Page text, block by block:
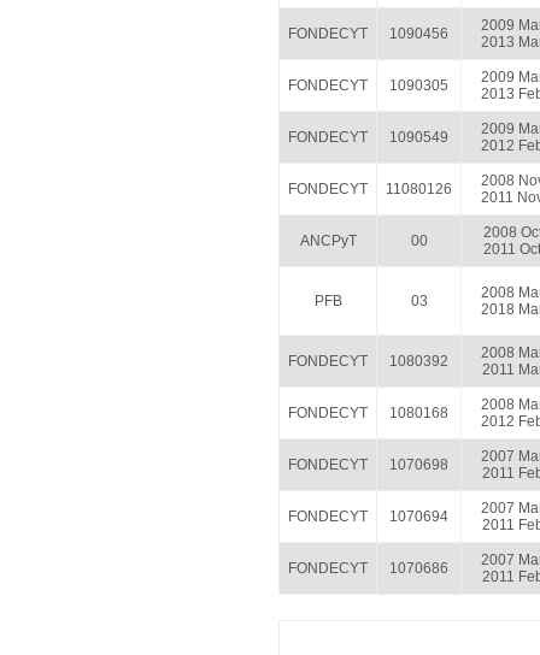
FONDECYT 1090456
2009
2013
FONDECYT 1090305
2009
2013
FONDECYT 1090549
2009
2012
FONDECYT 11080126
2008
2011
ANCPyT 00
2008
2011 Oct
PFB 03
2008
2018
FONDECYT 1080392
2008
2011
FONDECYT 1080168
2008
2012
FONDECYT 1070698
2007
2011
FONDECYT 1070694
2007
2011
FONDECYT 1070686
2007
2011